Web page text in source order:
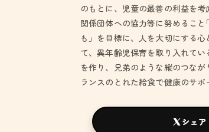
のもとに、児童の最善の利益を
関係団体への協力等に努めるこ
も」を目標に、人を大切にする
て、異年齢児保育を取り入れて
を作り、兄弟のような縦のつな
ランスのとれた給食で健康のサ
シェア